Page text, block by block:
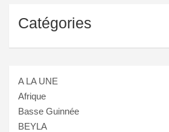
Catégories
A LA UNE
Afrique
Basse Guinnée
BEYLA